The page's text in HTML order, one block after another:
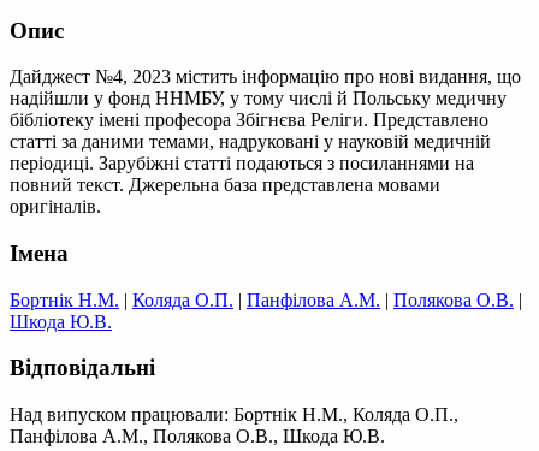
Опис
Дайджест №4, 2023 містить інформацію про нові видання, що
надійшли у фонд ННМБУ, у тому числі й Польську медичну
бібліотеку імені професора Збігнєва Реліги. Представлено
статті за даними темами, надруковані у науковій медичній
періодиці. Зарубіжні статті подаються з посиланнями на
повний текст. Джерельна база представлена мовами
оригіналів.
Імена
Бортнік Н.М. | Коляда О.П. | Панфілова А.М. | Полякова О.В. |
Шкода Ю.В.
Відповідальні
Над випуском працювали: Бортнік Н.М., Коляда О.П.,
Панфілова А.М., Полякова О.В., Шкода Ю.В.